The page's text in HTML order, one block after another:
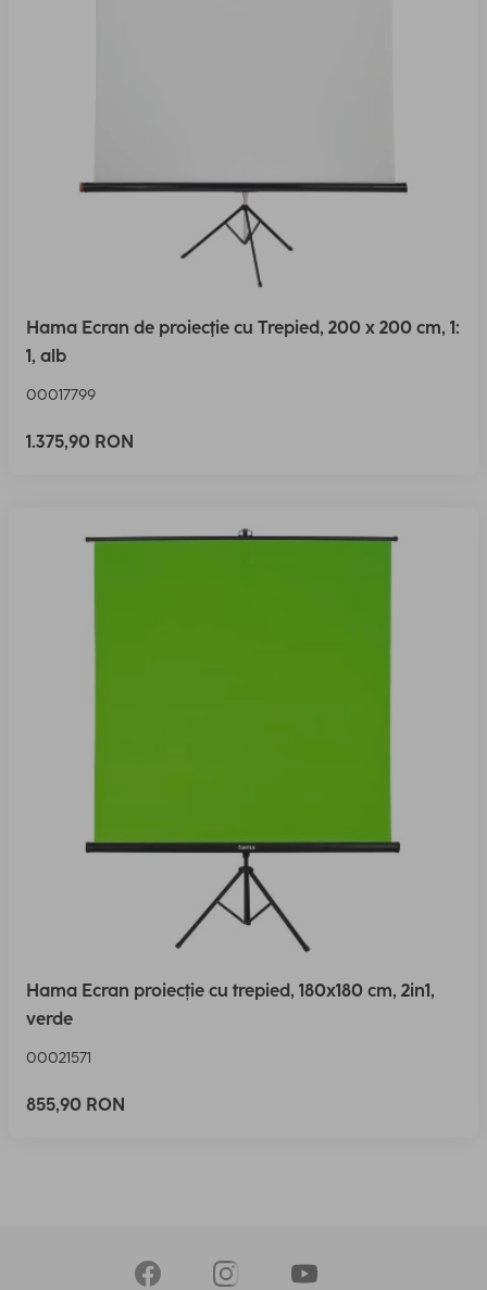
Hama Ecran de proiecţie cu Trepied, 200 x 200 cm, 1:
1, alb
00017799
1.375,90 RON
Hama Ecran proiecție cu trepied, 180x180 cm, 2in1,
verde
00021571
855,90 RON